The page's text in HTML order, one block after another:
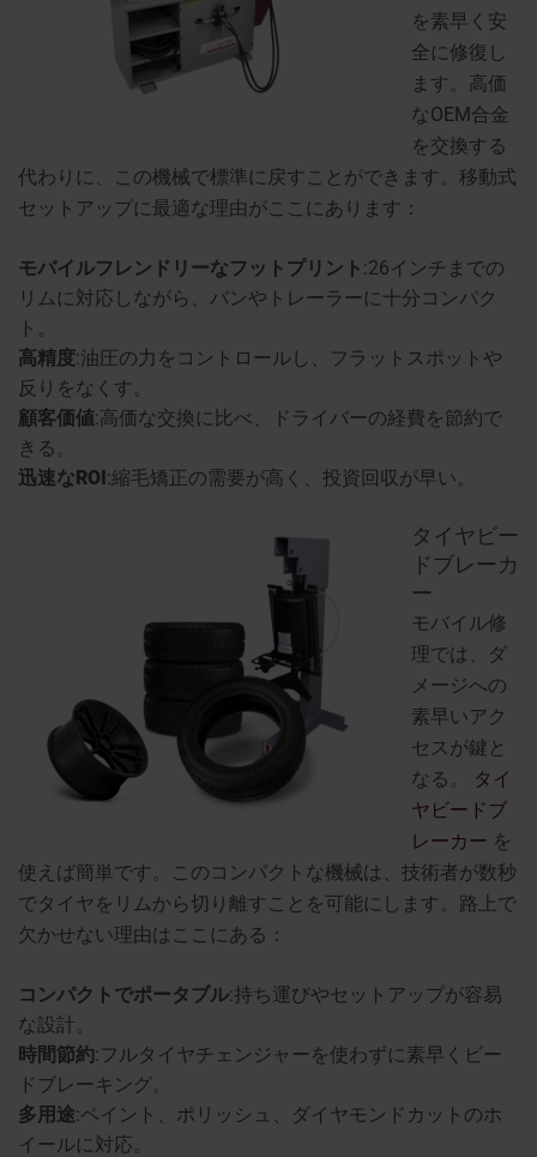
を素早く安
全に修復し
ます。高価
なOEM合金
を交換する
代わりに、この機械で標準に戻すことができます。移動式
セットアップに最適な理由がここにあります：
モバイルフレンドリーなフットプリント :26インチまでの
リムに対応しながら、バンやトレーラーに十分コンパク
ト。
高精度:油圧の力をコントロールし、フラットスポットや
反りをなくす。
顧客価値:高価な交換に比べ、ドライバーの経費を節約で
きる。
迅速なROI:縮毛矯正の需要が高く、投資回収が早い。
タイヤビー
ドブレーカ
ー
モバイル修
理では、ダ
メージへの
素早いアク
セスが鍵と
なる。
タイ
ヤビードブ
レーカー を
使えば簡単です。このコンパクトな機械は、技術者が数秒
でタイヤをリムから切り離すことを可能にします。路上で
欠かせない理由はここにある：
コンパクトでポータブル:持ち運びやセットアップが容易
な設計。
時間節約:フルタイヤチェンジャーを使わずに素早くビー
ドブレーキング。
多用途:ペイント、ポリッシュ、ダイヤモンドカットのホ
イールに対応。